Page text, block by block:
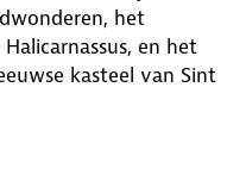
het
en het
kasteel van Sint